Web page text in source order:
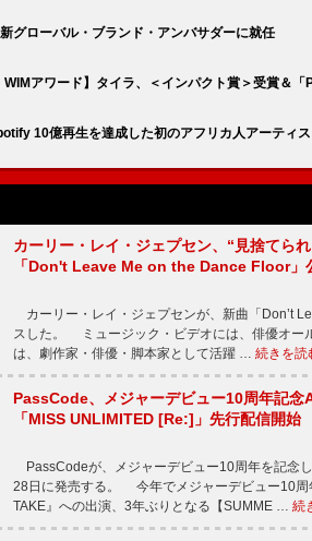
グローバル・ブランド・アンバサダーに就任
WIMアワード】タイラ、＜インパクト賞＞受賞＆
10億再生を達成した初のアフリカ人アーティ
カーリー・レイ・ジェプセン、“見捨てら
「Don't Leave Me on the Dance Floor」
カーリー・レイ・ジェプセンが、新曲「Don’t
スした。 ミュージック・ビデオには、俳優オー
は、劇作家・俳優・脚本家として活躍 … 続きを読
PassCode、メジャーデビュー10周年記
「MISS UNLIMITED [Re:]」先行配信開始
PassCodeが、メジャーデビュー10周年を記念
28日に発売する。 今年でメジャーデビュー10周
TAKE』への出演、3年ぶりとなる【SUMME … 続